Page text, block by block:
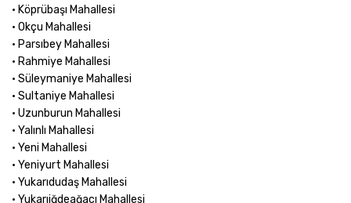
• Köprübaşı Mahallesi
• Okçu Mahallesi
• Parsıbey Mahallesi
• Rahmiye Mahallesi
• Süleymaniye Mahallesi
• Sultaniye Mahallesi
• Uzunburun Mahallesi
• Yalınlı Mahallesi
• Yeni Mahallesi
• Yeniyurt Mahallesi
• Yukarıdudaş Mahallesi
• Yukarıiğdeağacı Mahallesi